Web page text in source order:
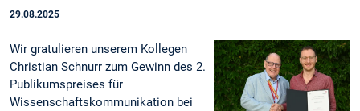
29.08.2025
Wir gratulieren unserem Kollegen
Christian Schnurr zum Gewinn des 2.
Publikumspreises für
Wissenschaftskommunikation bei